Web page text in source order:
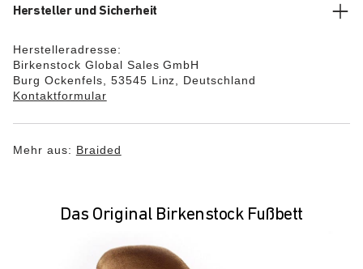
Hersteller und Sicherheit
Herstelleradresse:
Birkenstock Global Sales GmbH
Burg Ockenfels, 53545 Linz, Deutschland
Kontaktformular
Mehr aus: Braided
Das Original Birkenstock Fußbett